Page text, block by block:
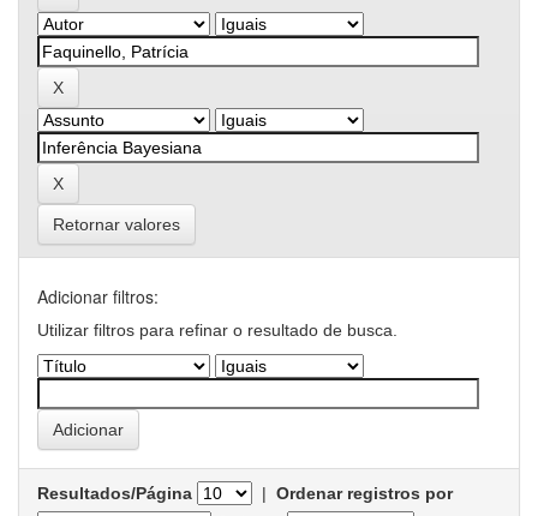
Retornar valores
Adicionar filtros:
Utilizar filtros para refinar o resultado de busca.
Resultados/Página | Ordenar registros por